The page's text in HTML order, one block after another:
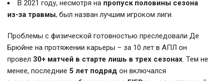
В 2021 году, несмотря на пропуск половины сезона
из-за травмы, был назван лучшим игроком лиги.
Проблемы с физической готовностью преследовали Де
Брюйне на протяжении карьеры – за 10 лет в АПЛ он
провел 30+ матчей в старте лишь в трех сезонах. Тем не
менее, последние 5 лет подряд он включался